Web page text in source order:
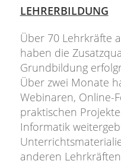
LEHRERBILDUNG
Über 70 Lehrkräfte
haben die
Grundbildung
Über zwei Monate
Webinaren, Online-
praktischen
Informatik
anderen